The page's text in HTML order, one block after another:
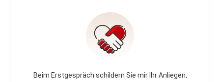
Beim Erstgespräch schildern Sie mir Ihr Anliegen,